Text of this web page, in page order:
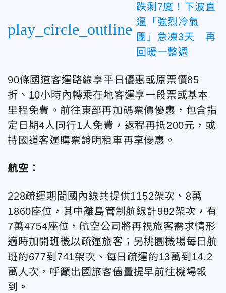
play_circle_outline
跌剩7度！下波直
逼「強烈冷氣
團」急凍3天 再
回暖一整週
90條國道客運路線享平日優惠或原票價85
折、10小時內轉乘在地客運享一段票或基本
里程免費。前往東部再加碼票價優惠，包含指
定日期4人同行1人免費，返程再抵200元，或
持國道客運購票證明租車再享優惠。
航空：
228疏運期間國內線共提供1152架次、8萬
1860座位，其中離島管制航線計982架次，有
7萬4754座位，航空公司將再視旅客需求情形
適時加開班機以疏運旅客；另桃園機場每日航
班約677到741架次、每日疏運約13萬到14.2
萬人次，呼籲出國旅客儘量提早前往機場報
到。